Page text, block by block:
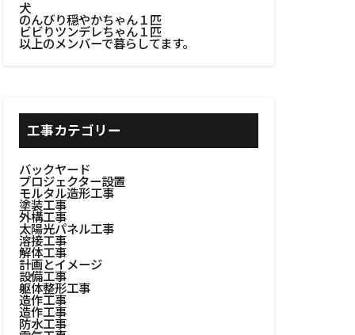
犬
のんびり穏やかちゃん１匹
ビビりツンデレちゃん１匹
以上のメンバーで暮らしてます。
工事カテゴリー
バックヤード
プロジェクター設置
モルタル造形工事
塗装工事
外構工事
太陽光パネル工事
溶接工事
解体工事
計画とイメージ
設備工事
躯体整形工事
造作工事
造作工事
防水工事